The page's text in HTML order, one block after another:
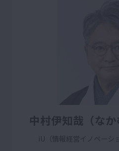
中村伊知哉（なか
iU（情報経営イノベーシ